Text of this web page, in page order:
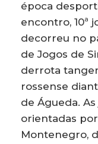
época
encontro, 10ª
decorreu no
de Jogos de
derrota
rossense
de Águeda.
orientadas
Montenegro,